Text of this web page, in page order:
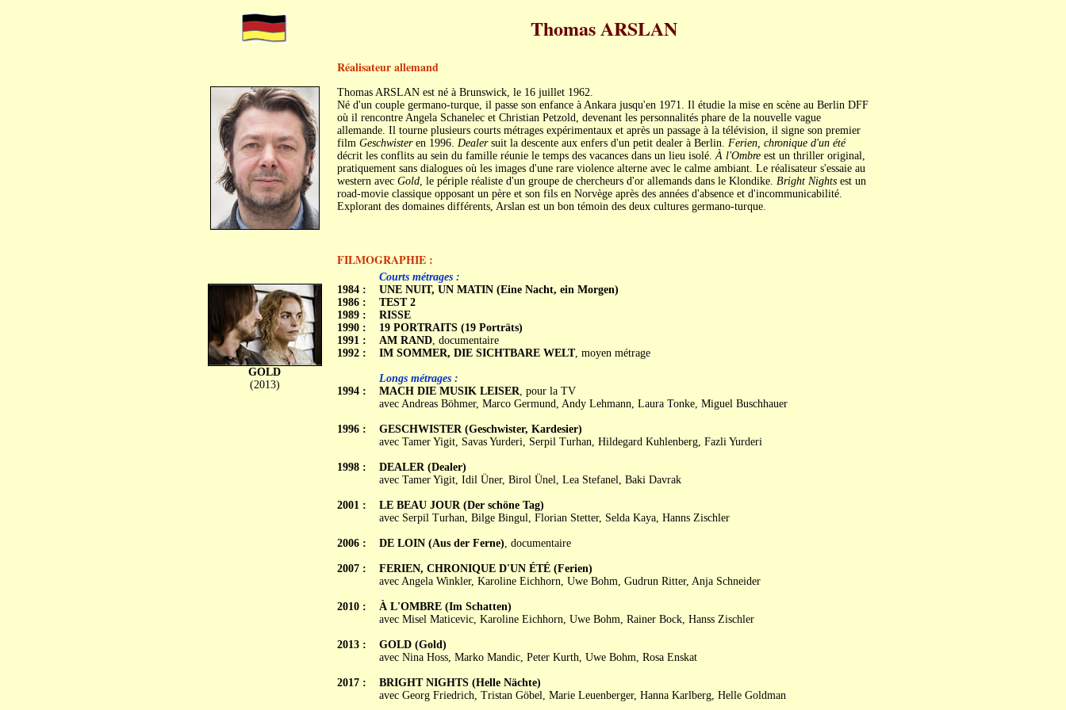
Thomas ARSLAN
Réalisateur allemand
Thomas ARSLAN est né à Brunswick, le 16 juillet 1962.
Né d'un couple germano-turque, il passe son enfance à Ankara jusqu'en 1971. Il étudie la mise en scène au Berlin DFF
où il rencontre Angela Schanelec et Christian Petzold, devenant les personnalités phare de la nouvelle vague
allemande. Il tourne plusieurs courts métrages expérimentaux et après un passage à la télévision, il signe son premier
film Geschwisteren 1996. Dealersuit la descente aux enfers d'un petit dealer à Berlin. Ferien, chronique d'un été
décrit les conflits au sein du famille réunie le temps des vacances dans un lieu isolé.À l'Ombreest un thriller original,
pratiquement sans dialogues où les images d'une rare violence alterne avec le calme ambiant. Le réalisateur s'essaie au
western avec Gold, le périple réaliste d'un groupe de chercheurs d'or allemands dans le Klondike. Bright Nightsest un
road-movie classique opposant un père et son fils en Norvège après des années d'absence et d'incommunicabilité.
Explorant des domaines différents, Arslan est un bon témoin des deux cultures germano-turque.
FILMOGRAPHIE :
GOLD
(2013)
1984 :
1986 :
1989 :
1990 :
1991 :
1992 :
1994 :
1996 :
1998 :
2001 :
2006 :
2007 :
2010 :
2013 :
2017 :
Courts métrages :
UNE NUIT, UN MATIN (Eine Nacht, ein Morgen)
TEST 2
RISSE
19 PORTRAITS (19 Porträts)
AM RAND, documentaire
IM SOMMER, DIE SICHTBARE WELT, moyen métrage
Longs métrages :
MACH DIE MUSIK LEISER, pour la TV
avec Andreas Böhmer, Marco Germund, Andy Lehmann, Laura Tonke, Miguel Buschhauer
GESCHWISTER (Geschwister, Kardesier)
avec Tamer Yigit, Savas Yurderi, Serpil Turhan, Hildegard Kuhlenberg, Fazli Yurderi
DEALER (Dealer)
avec Tamer Yigit, Idil Üner, Birol Ünel, Lea Stefanel, Baki Davrak
LE BEAU JOUR (Der schöne Tag)
avec Serpil Turhan, Bilge Bingul, Florian Stetter, Selda Kaya, Hanns Zischler
DE LOIN (Aus der Ferne), documentaire
FERIEN, CHRONIQUE D'UN ÉTÉ (Ferien)
avec Angela Winkler, Karoline Eichhorn, Uwe Bohm, Gudrun Ritter, Anja Schneider
À L'OMBRE (Im Schatten)
avec Misel Maticevic, Karoline Eichhorn, Uwe Bohm, Rainer Bock, Hanss Zischler
GOLD (Gold)
avec Nina Hoss, Marko Mandic, Peter Kurth, Uwe Bohm, Rosa Enskat
BRIGHT NIGHTS (Helle Nächte)
avec Georg Friedrich, Tristan Göbel, Marie Leuenberger, Hanna Karlberg, Helle Goldman